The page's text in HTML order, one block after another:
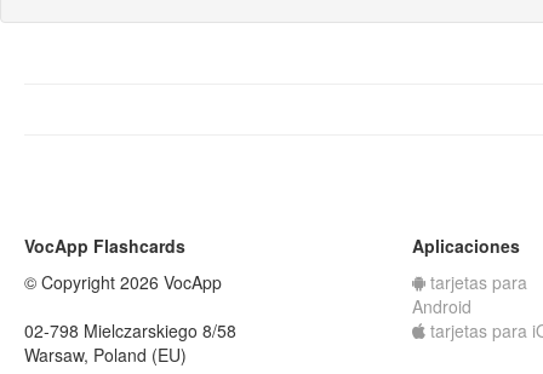
VocApp Flashcards
© Copyright 2026 VocApp
02-798 Mielczarskiego 8/58
Warsaw, Poland (EU)
Aplicaciones
tarjetas para
Android
tarjetas para